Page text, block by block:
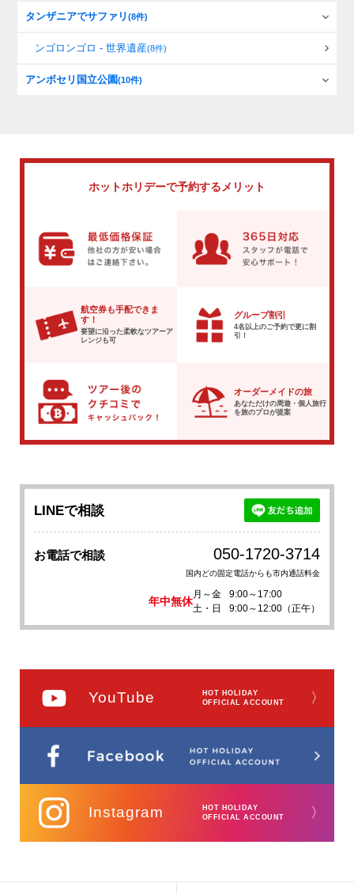
タンザニアでサファリ(8件)
ンゴロンゴロ - 世界遺産(8件)
アンボセリ国立公園(10件)
ホットホリデーで予約するメリット
航空券も手配できま
す！
要望に沿った柔軟なツアーア
レンジも可
グループ割引
4名以上のご予約で更に割
引！
オーダーメイドの旅
あなただけの周遊・個人旅行
を旅のプロが提案
LINEで相談
お電話で相談 050-1720-3714
国内どの固定電話からも市内通話料金
年中無休
月～金
9:00～17:00
土・日
9:00～12:00（正午）
YouTube
HOT HOLIDAY
OFFICIAL ACCOUNT
〉
Instagram
HOT HOLIDAY
OFFICIAL ACCOUNT
〉